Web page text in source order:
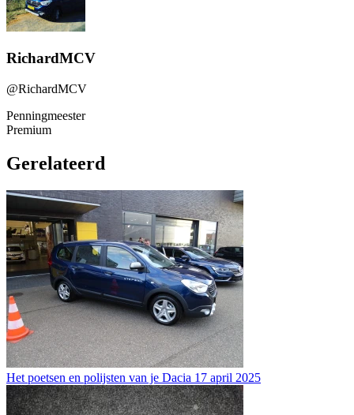
RichardMCV
@RichardMCV
Penningmeester
Premium
Gerelateerd
Het poetsen en polijsten van je Dacia 17 april 2025